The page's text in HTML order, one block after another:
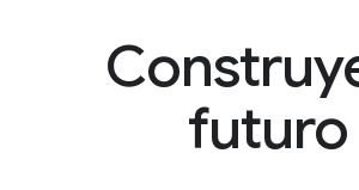
futuro